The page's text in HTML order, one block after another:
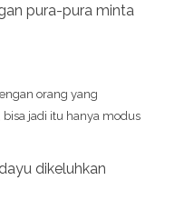
pura-pura minta
orang yang
jadi itu hanya modus
dikeluhkan